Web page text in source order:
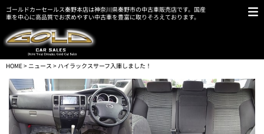
ゴールドカーセールス秦野本店は神奈川県秦野市の中古車販売店です。国産
車を中心に高品質でお求めやすい中古車を豊富に取りそろえております。
HOME> ニュース > ハイラックスサーフ入庫しました！